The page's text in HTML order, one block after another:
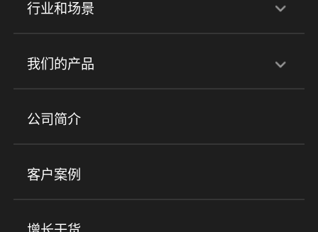
行业和场景
行业解决方案
培训机构 职业技能培训 兴趣培训
金融行业
心理机构
我们的产品
产品
小程序商城 ERP 企微SCRM
社群圈子
公司简介
客户案例